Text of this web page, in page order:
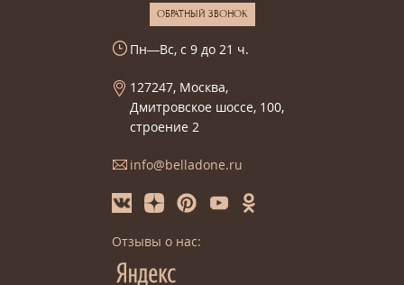
ОБРАТНЫЙ ЗВОНОК
Пн—Вс, с 9 до 21 ч.
127247, Москва,
Дмитровское шоссе, 100,
строение 2
info@belladone.ru
Отзывы о нас: